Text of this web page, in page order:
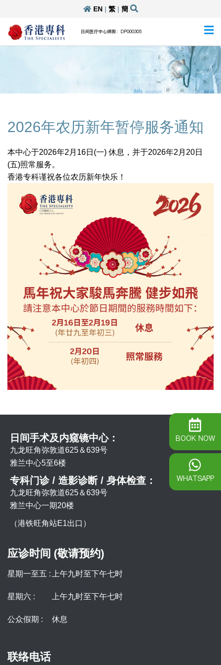
EN| 繁| 簡
日间医疗中心牌照：DP000305
2026年农历新年暂停服务通知
本中心于2026年2月16日(一) 休息，并于2026年2月20日
(五)照常服务。
香港专科谨祝各位农历新年快乐！
日间手术及内窥镜中心：
九龙旺角弥敦道625＆639号
雅兰中心5至6楼
专科门诊 / 造影诊断 / 身体检查：
九龙旺角弥敦道625＆639号
雅兰中心一期20楼
（港铁旺角站E1出口）
应诊时间 (敬请预约)
星期一至五 : 上午九时至下午七时
星期六 : 上午九时至下午七时
公众假期 : 休息
联络电话
BOOK NOW
WHATSAPP